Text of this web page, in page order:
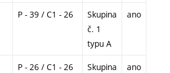
P - 39 / C1 - 26
Skupina
č. 1
typu A
ano
P - 26 / C1 - 26
Skupina
ano